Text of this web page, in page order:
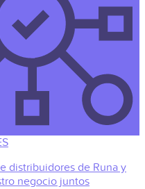
distribuidores de Runa y
negocio juntos